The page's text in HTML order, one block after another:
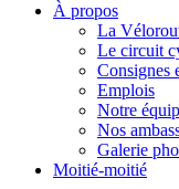
À propos
La
Le circuit
Consignes
Emplois
Notre
Nos
Galerie
Moitié-moitié